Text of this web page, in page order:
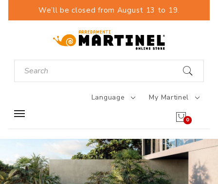
We’ll be closed from August 13 to 19.
Language My Martinel
0